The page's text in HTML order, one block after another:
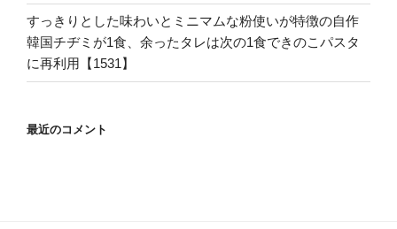
すっきりとした味わいとミニマムな粉使いが特徴の自作
韓国チヂミが1食、余ったタレは次の1食できのこパスタ
に再利用【1531】
最近のコメント